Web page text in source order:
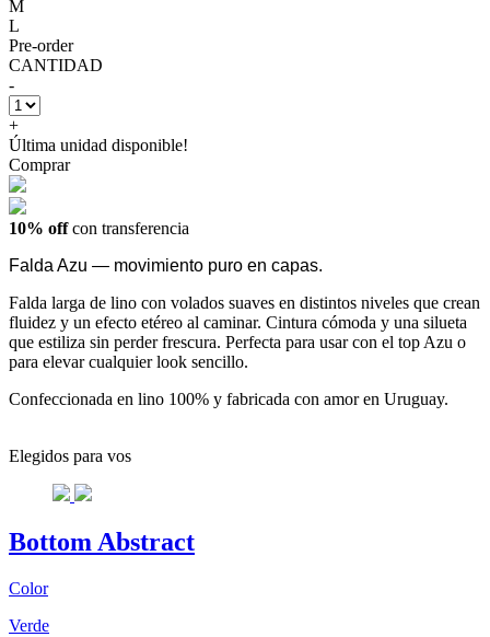
M
L
Pre-order
CANTIDAD
-
+
Última unidad disponible!
Comprar
10% offcon transferencia
Falda Azu — movimiento puro en capas.
Falda larga de lino con volados suaves en distintos niveles que crean
fluidez y un efecto etéreo al caminar. Cintura cómoda y una silueta
que estiliza sin perder frescura. Perfecta para usar con el top Azu o
para elevar cualquier look sencillo.
Confeccionada en lino 100% y fabricada con amor en Uruguay.
Elegidos para vos
Bottom Abstract
Color
Verde